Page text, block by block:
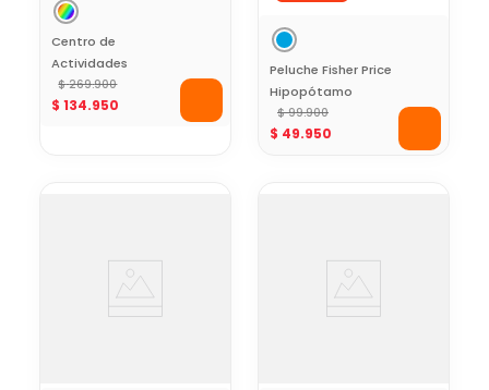
Centro de
Actividades
Gimnasio con
Pelotas para Niños
$ 269.900
$ 134.950
Peluche Fisher Price
Hipopótamo
Dormilón
$ 99.900
$ 49.950